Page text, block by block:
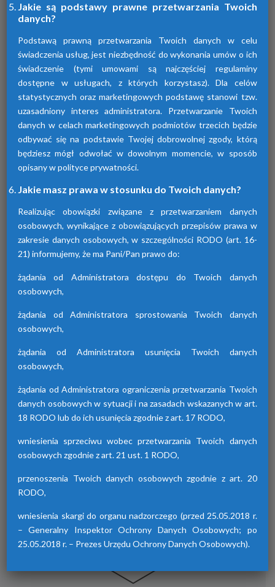
Osuszacze adsorpcyjne
Urządzenia te przyczyniają się do osuszania
powietrza za pomocą adsorpcji wilgoci. Są
dostępne w różnych seriach. Każda z nich
Osuszacze hybrydowe z serii HDB
osuszacza ziębniczego i adsorpcyjnego,
wyróżniają się niskimi kosztami eksploatacji,
możliwością wyboru trybu pracy lato/zima
Jakie są podstawy prawne przetwarzania Twoich
danych?
Podstawą prawną przetwarzania Twoich danych w celu
świadczenia usług, jest niezbędność do wykonania umów o ich
świadczenie (tymi umowami są najczęściej regulaminy
dostępne w usługach, z których korzystasz). Dla celów
statystycznych oraz marketingowych podstawę stanowi tzw.
uzasadniony interes administratora. Przetwarzanie Twoich
danych w celach marketingowych podmiotów trzecich będzie
odbywać się na podstawie Twojej dobrowolnej zgody, którą
będziesz mógł odwołać w dowolnym momencie, w sposób
opisany w polityce prywatności.
Jakie masz prawa w stosunku do Twoich danych?
Realizując obowiązki związane z przetwarzaniem danych
osobowych, wynikające z obowiązujących przepisów prawa w
zakresie danych osobowych, w szczególności RODO (art. 16-
21) informujemy, że ma Pani/Pan prawo do:
żądania od Administratora dostępu do Twoich danych
osobowych,
żądania od Administratora sprostowania Twoich danych
osobowych,
żądania od Administratora usunięcia Twoich danych
osobowych,
żądania od Administratora ograniczenia przetwarzania Twoich
danych osobowych w sytuacji i na zasadach wskazanych w art.
18 RODO lub do ich usunięcia zgodnie z art. 17 RODO,
wniesienia sprzeciwu wobec przetwarzania Twoich danych
osobowych zgodnie z art. 21 ust. 1 RODO,
przenoszenia Twoich danych osobowych zgodnie z art. 20
RODO,
wniesienia skargi do organu nadzorczego (przed 25.05.2018 r.
– Generalny Inspektor Ochrony Danych Osobowych; po
25.05.2018 r. – Prezes Urzędu Ochrony Danych Osobowych).